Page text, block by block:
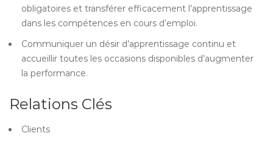
obligatoires et transférer efficacement l’apprentissage
dans les compétences en cours d’emploi.
Communiquer un désir d’apprentissage continu et
accueillir toutes les occasions disponibles d’augmenter
la performance.
Relations Clés
Clients